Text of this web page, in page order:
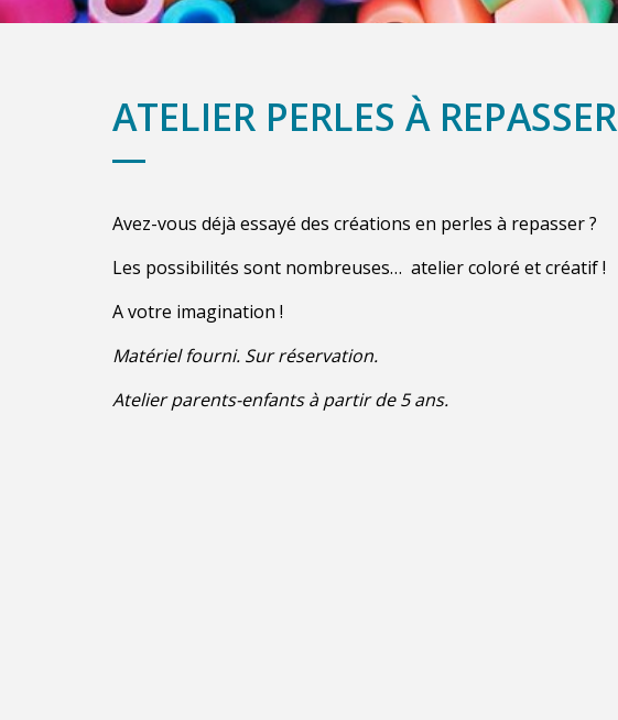
ATELIER PERLES À REPASSER
Avez-vous déjà essayé des créations en perles à repasser ?
Les possibilités sont nombreuses… atelier coloré et créatif !
A votre imagination !
Matériel fourni. Sur réservation.
Atelier parents-enfants à partir de 5 ans.